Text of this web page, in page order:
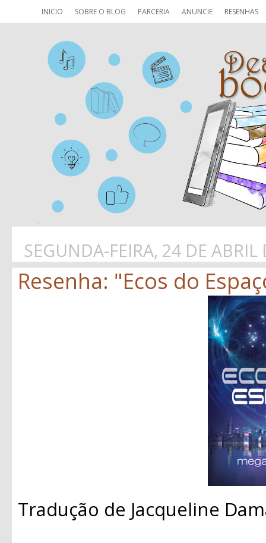
INICIO SOBRE O BLOG PARCERIA ANUNCIE RESENHAS
SEGUNDA-FEIRA, 24 DE ABRIL
Resenha: "Ecos do
Tradução de Jacqueline